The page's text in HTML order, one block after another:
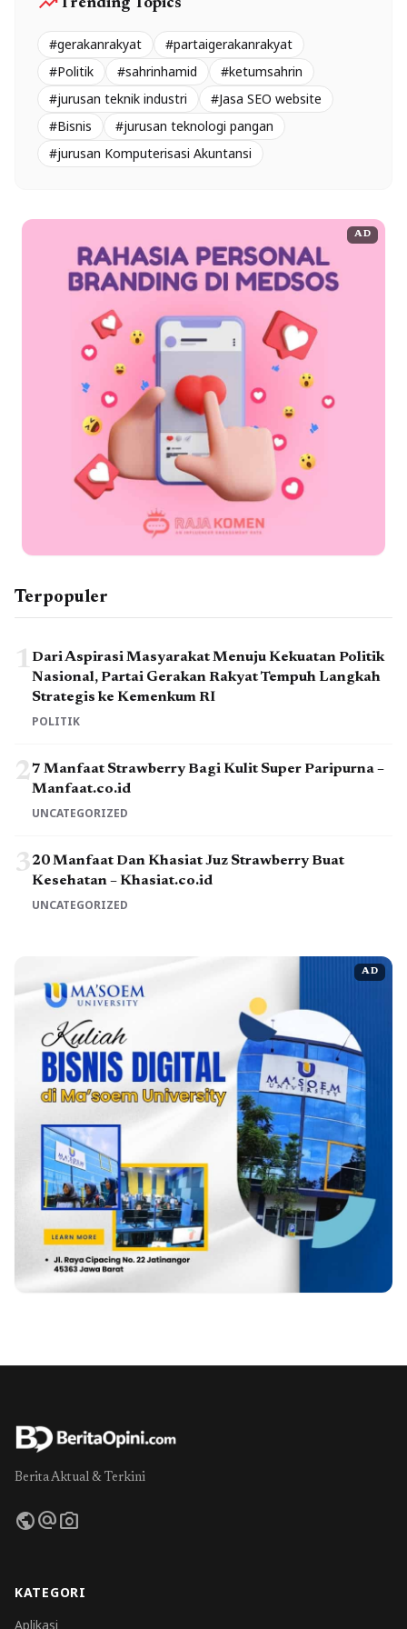
Trending Topics
#gerakanrakyat
#partaigerakanrakyat
#Politik
#sahrinhamid
#ketumsahrin
#jurusan teknik industri
#Jasa SEO website
#Bisnis
#jurusan teknologi pangan
#jurusan Komputerisasi Akuntansi
AD
Terpopuler
1 Dari Aspirasi Masyarakat Menuju Kekuatan Politik
Nasional, Partai Gerakan Rakyat Tempuh Langkah
Strategis ke Kemenkum RI
POLITIK
27 Manfaat Strawberry Bagi Kulit Super Paripurna –
Manfaat.co.id
UNCATEGORIZED
320 Manfaat Dan Khasiat Juz Strawberry Buat
Kesehatan – Khasiat.co.id
UNCATEGORIZED
AD
Berita Aktual & Terkini
publicalternate_emailphoto_camera
KATEGORI
Aplikasi